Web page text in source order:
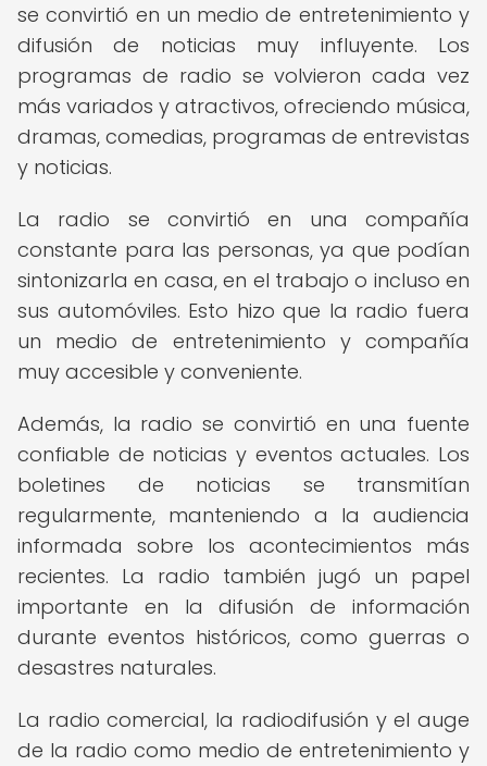
se convirtió en un medio de entretenimiento y
difusión de noticias muy influyente. Los
programas de radio se volvieron cada vez
más variados y atractivos, ofreciendo música,
dramas, comedias, programas de entrevistas
y noticias.
La radio se convirtió en una compañía
constante para las personas, ya que podían
sintonizarla en casa, en el trabajo o incluso en
sus automóviles. Esto hizo que la radio fuera
un medio de entretenimiento y compañía
muy accesible y conveniente.
Además, la radio se convirtió en una fuente
confiable de noticias y eventos actuales. Los
boletines de noticias se transmitían
regularmente, manteniendo a la audiencia
informada sobre los acontecimientos más
recientes. La radio también jugó un papel
importante en la difusión de información
durante eventos históricos, como guerras o
desastres naturales.
La radio comercial, la radiodifusión y el auge
de la radio como medio de entretenimiento y